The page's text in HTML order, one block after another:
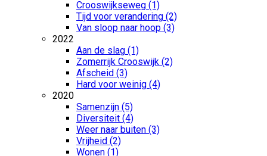
Crooswijkseweg (1)
Tijd voor verandering (2)
Van sloop naar hoop (3)
2022
Aan de slag (1)
Zomerrijk Crooswijk (2)
Afscheid (3)
Hard voor weinig (4)
2020
Samenzijn (5)
Diversiteit (4)
Weer naar buiten (3)
Vrijheid (2)
Wonen (1)